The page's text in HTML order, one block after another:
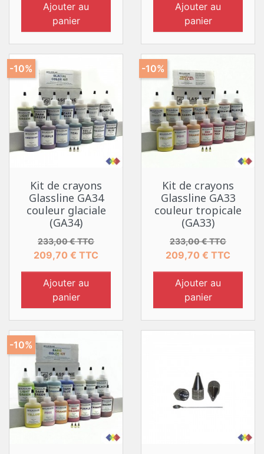
Ajouter au
panier
Ajouter au
panier
Kit de crayons
Glassline GA34
couleur glaciale
(GA34)
Prix de base
233,00 € TTCPrix
209,70 € TTC
Ajouter au
panier
-10%
Kit de crayons
Glassline GA33
couleur tropicale
(GA33)
Prix de base
233,00 € TTCPrix
209,70 € TTC
Ajouter au
panier
-10%
-10%